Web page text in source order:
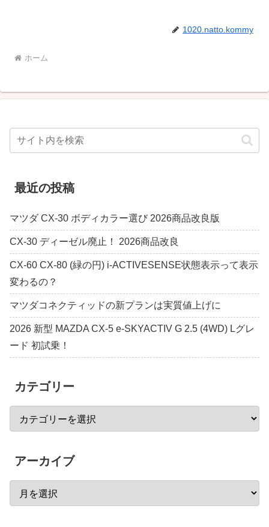
1020.natto.kommy
ホーム
最近の投稿
マツダ CX-30 ボディカラー選び 2026商品改良版
CX-30 ディーゼル廃止！ 2026商品改良
CX-60 CX-80 (緑の円) i-ACTIVESENSE状態表示って表示
変わるの？
マツダコネクティッドの新プランは実質値上げに
2026 新型 MAZDA CX-5 e-SKYACTIV G 2.5 (4WD) Lグレ
ード 初試乗！
カテゴリー
アーカイブ